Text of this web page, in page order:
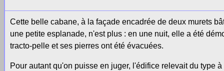
Cette belle cabane, à la façade encadrée de deux murets
une petite esplanade, n'est plus : en une nuit, elle a été
tracto-pelle et ses pierres ont été évacuées.
Pour autant qu'on puisse en juger, l'édifice relevait du type à